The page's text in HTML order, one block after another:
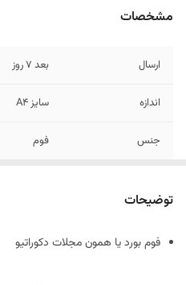
مشخصات
ارسال بعد 7 روز
اندازه سایز A4
جنس فوم
توضیحات
فوم بورد یا همون مجلات دکوراتیو